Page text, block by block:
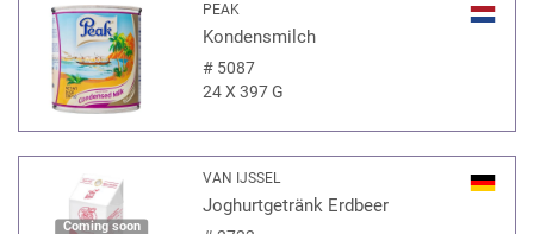
PEAK
Kondensmilch
#5087
24 X 397 G
Coming soon
VAN IJSSEL
Joghurtgetränk Erdbeer